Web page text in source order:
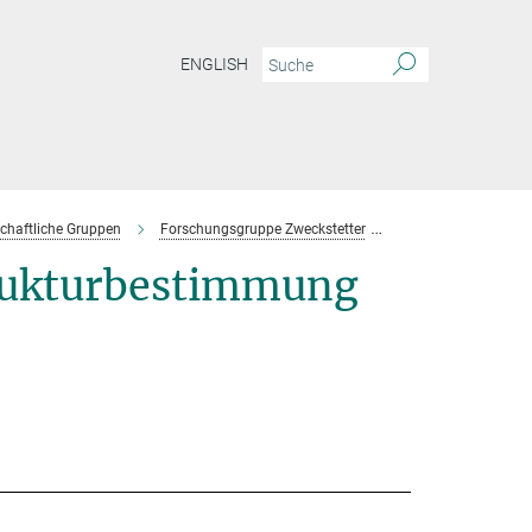
ENGLISH
Gruppen Forschungsgruppe Zweckstetter